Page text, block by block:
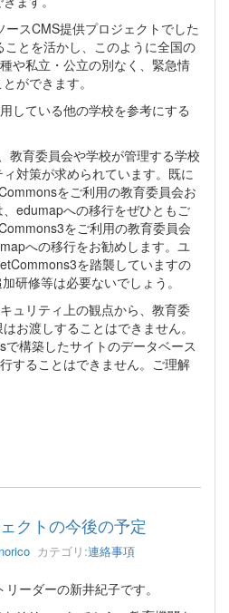
スCMS提供プロジェクトでした
とを活かし、このように全国の
や私立・公立の別なく、緊急情
ができます。
している他の学校を参考にする
教育委員会や学校が管理する学校
対策が求められています。既に
をご利用の教育委員会お
edumapへの移行をぜひともご
をご利用の教育委員会
への移行をお勧めします。ユ
を踏襲していますの
研修等は必要ないでしょう。
ュリティ上の観点から、教育委
お渡しすることはできません。
構築したサイトのデータベース
することはできません。ご理解
クトの今後の予定
norico カテゴリ:連絡事項
ーダーの新井紀子です。